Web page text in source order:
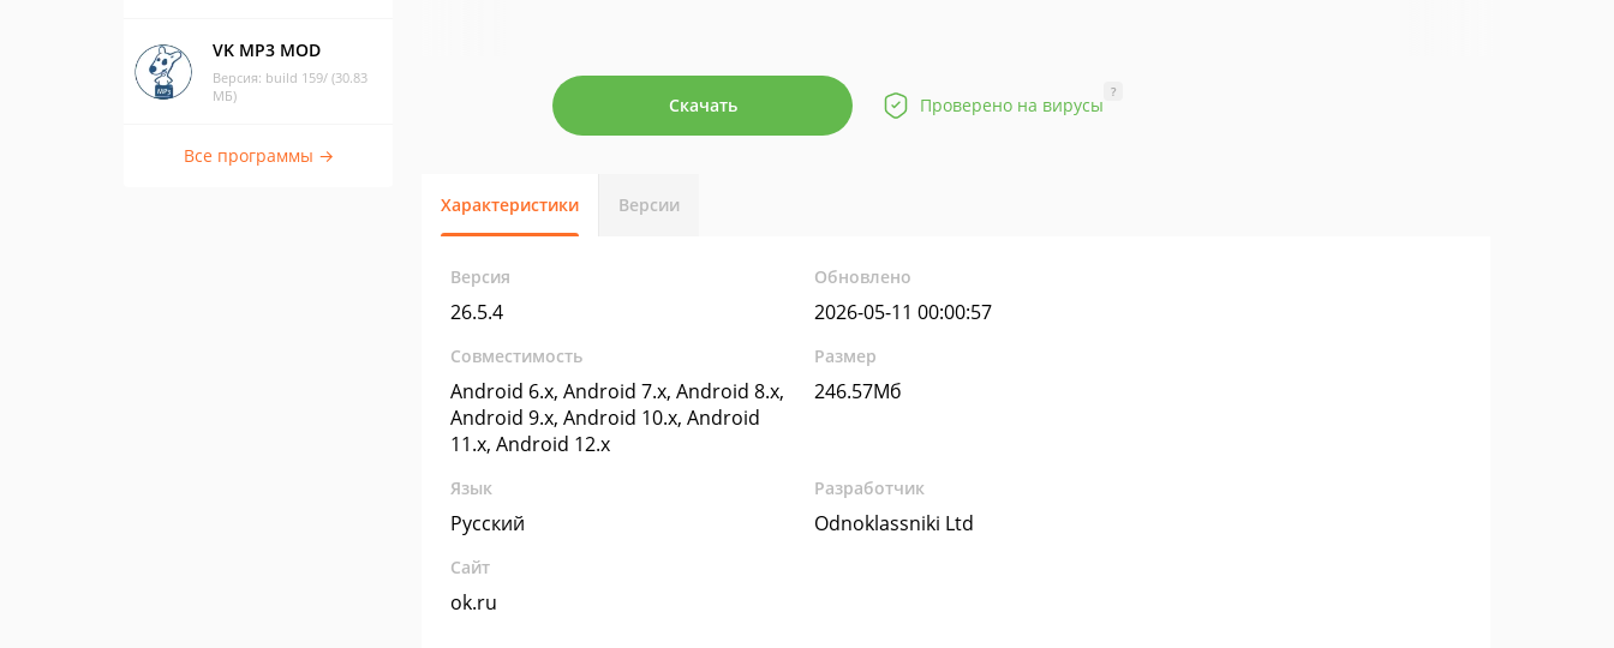
VK MP3 MOD
Версия: build 159/ (30.83
МБ)
Все программы →
Скачать Проверено на вирусы
?
Характеристики Версии
Версия
26.5.4
Обновлено
2026-05-11 00:00:57
Совместимость
Android 6.x, Android 7.x, Android 8.x,
Android 9.x, Android 10.x, Android
11.x, Android 12.x
Размер
246.57Мб
Язык
Русский
Разработчик
Odnoklassniki Ltd
Сайт
ok.ru